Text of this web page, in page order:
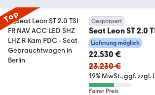
Top Gesponsert
Seat Leon ST 2.0
LED SHZ LHZ R-
Lieferung möglich
22.530 €
23.230 €
19% MwSt. ggf. zzgl.
Fairer Preis